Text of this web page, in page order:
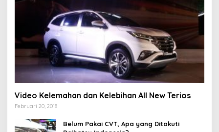
Video Kelemahan dan Kelebihan All New Terios
Februari 20, 2018
Belum Pakai CVT, Apa yang Ditakuti